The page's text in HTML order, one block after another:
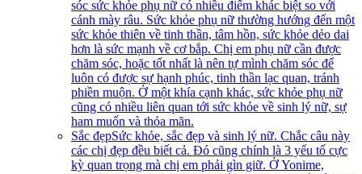
sóc sức khỏe phụ nữ có nhiều điểm khác biệt so với
cánh mày râu. Sức khỏe phụ nữ thường hướng đến một
sức khỏe thiên về tinh thần, tâm hồn, sức khỏe dẻo dai
hơn là sức mạnh về cơ bắp. Chị em phụ nữ cần được
chăm sóc, hoặc tốt nhất là nên tự mình chăm sóc để
luôn có được sự hạnh phúc, tinh thần lạc quan, tránh
phiền muộn. Ở một khía cạnh khác, sức khỏe phụ nữ
cũng có nhiều liên quan tới sức khỏe về sinh lý nữ, sự
ham muốn và thỏa mãn.
Sắc đẹpSức khỏe, sắc đẹp và sinh lý nữ. Chắc câu này
các chị đẹp đều biết cả. Đó cũng chính là 3 yếu tố cực
kỳ quan trọng mà chị em phải gìn giữ. Ở Yonime,